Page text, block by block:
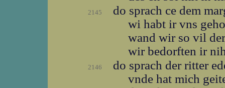
2145
do sprach ce dem
wi habt ir vns
wand wir so vil
wir bedorften ir
2146
do sprach der ritter
vnde hat mich